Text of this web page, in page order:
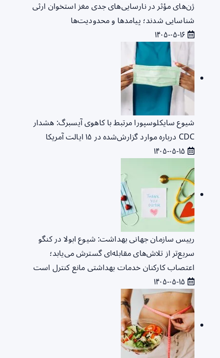
ژن‌های مؤثر در نارسایی‌های جدی مغز استخوان ارثی
شناسایی شدند؛ پیامدها و محدودیت‌ها
شیوع سایکلوسپورا مرتبط با کاهوی آیسبرگ: هشدار
CDC درباره موارد گزارش‌شده در ۱۵ ایالت آمریکا
رییس سازمان جهانی بهداشت: شیوع ابولا در کنگو
سریع‌تر از تلاش‌های مقابله‌ای گسترش می‌یابد؛
اعتصاب کارکنان خدمات بهداشتی مانع کنترل است